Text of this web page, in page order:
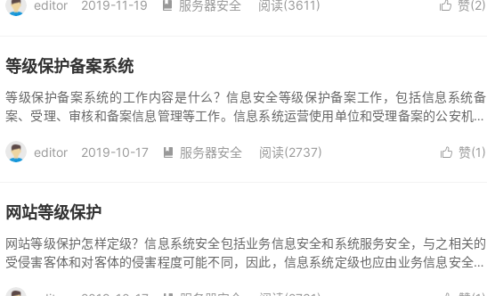
editor
2019-11-19  服务器安全 阅读(3611)  赞(2)
等级保护备案系统
等级保护备案系统的工作内容是什么？信息安全等级保护备案工作，包括信息系统备
案、受理、审核和备案信息管理等工作。信息系统运营使用单位和受理备案的公安机关
息系统备案工作。
editor 2019-10-17  服务器安全 阅读(2737)  赞(1)
网站等级保护
网站等级保护怎样定级？信息系统安全包括业务信息安全和系统服务安全，与之相关的
受侵害客体和对客体的侵害程度可能不同，因此，信息系统定级也应由业务信息安全和